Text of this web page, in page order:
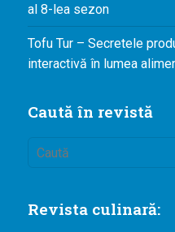
al 8-lea sezon
Tofu Tur – Secretele
interactivă în lumea
Caută în revistă
Revista culinară: